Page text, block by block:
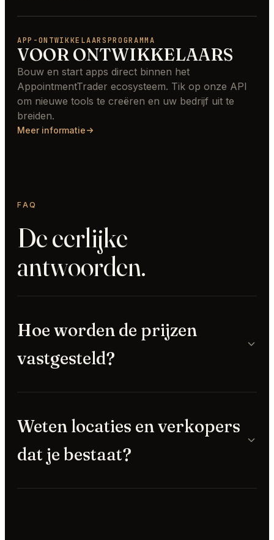
APP-ONTWIKKELAARSPROGRAMMA
VOOR ONTWIKKELAARS
Bouw en start apps direct binnen het
AppointmentTrader ecosysteem. Tik op onze API
om nieuwe tools te creëren en uw bedrijf uit te
breiden.
Meer informatie
FAQ
De eerlijke
antwoorden.
Hoe worden de prijzen
vastgesteld?
Weten locaties en verkopers
dat je bestaat?